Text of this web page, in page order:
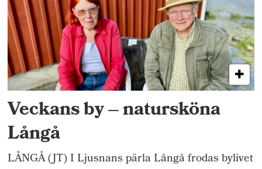
Veckans by – natursköna
Långå
LÅNGÅ (JT) I Ljusnans pärla Långå frodas bylivet